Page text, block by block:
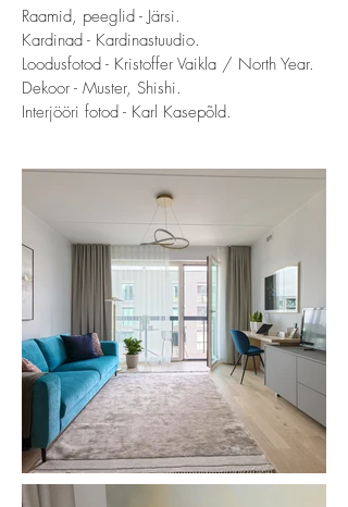
Raamid, peeglid - Järsi.
Kardinad - Kardinastuudio.
Loodusfotod - Kristoffer Vaikla / North Year.
Dekoor - Muster, Shishi.
Interjööri fotod - Karl Kasepõld.